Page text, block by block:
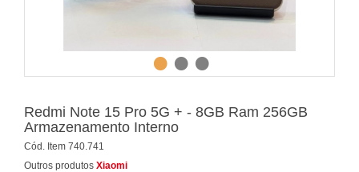
Redmi Note 15 Pro 5G + - 8GB Ram 256GB
Armazenamento Interno
Cód. Item 740.741
Outros produtos Xiaomi